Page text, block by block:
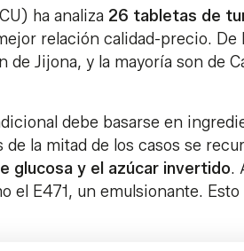
ha analiza 26 tabletas de
relación calidad-precio. De
Jijona, y la mayoría son de
debe basarse en
la mitad de los casos se
glucosa y el azúcar invertido.
el E471, un emulsionante.